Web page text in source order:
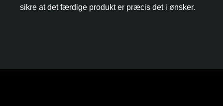
sikre at det færdige produkt er præcis det i ønsker.